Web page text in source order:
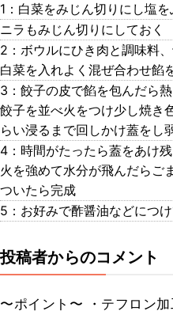
1：白菜をみじん切りにし塩
ニラもみじん切りにしておく
2：ボウルにひき肉と調味料
白菜を入れよく混ぜ合わせ餡
3：餃子の皮で餡を包んだら
餃子を並べ火をつけ少し焼き
らい浸るまで回しかけ蓋をし
4：時間がたったら蓋をあけ
火を強めて水分が飛んだらご
ついたら完成
5：お好みで酢醤油などにつ
投稿者からのコメント
〜ポイント〜 ・テフロン